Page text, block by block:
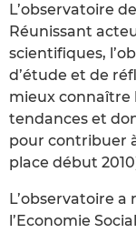
L’observatoire
Réunissant
scientifiques,
d’étude et de
mieux connaître
tendances et
pour contribuer
place début
L’observatoire a
l’Economie